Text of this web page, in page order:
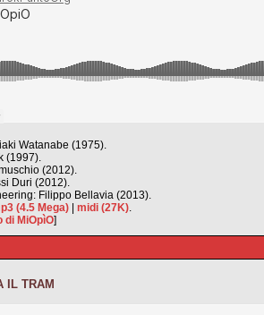
Watanabe (1975).
(1997).
(2012).
Duri (2012).
Filippo Bellavia (2013).
(4.5 Mega)| midi (27K).
di MiOpìO]
IL TRAM